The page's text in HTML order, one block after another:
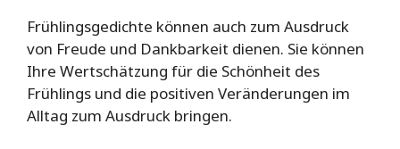
Frühlingsgedichte können auch zum Ausdruck
von Freude und Dankbarkeit dienen. Sie können
Ihre Wertschätzung für die Schönheit des
Frühlings und die positiven Veränderungen im
Alltag zum Ausdruck bringen.